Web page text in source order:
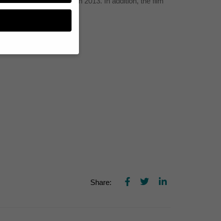
Share:
müssen Sie Ihre
während
Kategorien